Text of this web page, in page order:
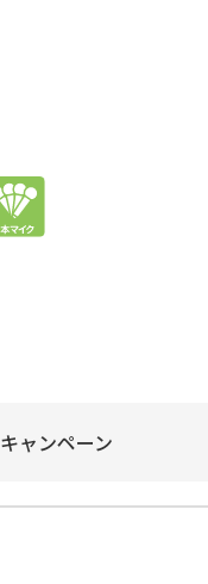
キャンペーン